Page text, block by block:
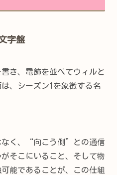
字盤
き、電飾を並べてウィルと
、シーズン1を象徴する名
なく、“向こう側”との通信
そこにいること、そして物
能であることが、この仕組